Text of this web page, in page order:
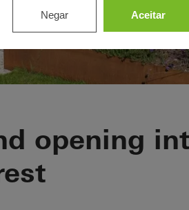
opening
Negar Aceitar